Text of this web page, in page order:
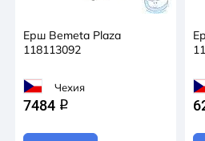
Ерш Bemeta Plaza
118113092
Чехия
7484 q